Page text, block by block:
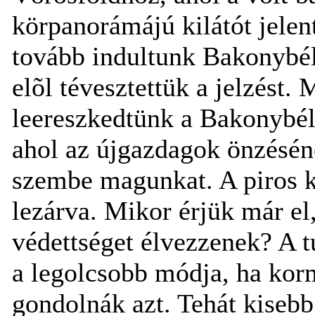
körpanorámájú kilátót
tovább indultunk
elõl tévesztettük a jelzést.
leereszkedtünk a
ahol az újgazdagok
szembe magunkat. A piros
lezárva. Mikor érjük már
védettséget élvezzenek? A
a legolcsobb módja, ha
gondolnák azt. Tehát